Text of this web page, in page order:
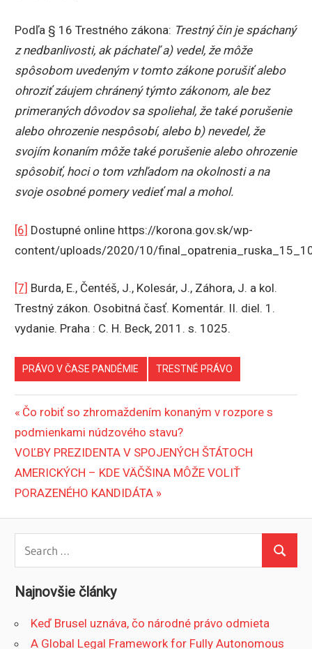
Podľa § 16 Trestného zákona: Trestný čin je spáchaný
z nedbanlivosti, ak páchateľ a) vedel, že môže
spôsobom uvedeným v tomto zákone porušiť alebo
ohroziť záujem chránený týmto zákonom, ale bez
primeraných dôvodov sa spoliehal, že také porušenie
alebo ohrozenie nespôsobí, alebo b) nevedel, že
svojím konaním môže také porušenie alebo ohrozenie
spôsobiť, hoci o tom vzhľadom na okolnosti a na
svoje osobné pomery vedieť mal a mohol.
[6] Dostupné online https://korona.gov.sk/wp-
content/uploads/2020/10/
[7] Burda, E., Čentéš, J., Kolesár, J., Záhora, J. a kol.
Trestný zákon. Osobitná časť. Komentár. II. diel. 1.
vydanie. Praha : C. H. Beck, 2011. s. 1025.
PRÁVO V ČASE PANDÉMIE TRESTNÉ PRÁVO
Navigácia
v
článku
Previous
Post:
Čo robiť so zhromaždením konaným v rozpore s
podmienkami núdzového stavu?
Next
Post:
VOĽBY PREZIDENTA V SPOJENÝCH ŠTÁTOCH
AMERICKÝCH – KDE VÄČŠINA MÔŽE VOLIŤ
PORAZENÉHO KANDIDÁTA
Search
Najnovšie články
Keď Brusel uznáva, čo národné právo odmieta
A Global Legal Framework for Fully Autonomous